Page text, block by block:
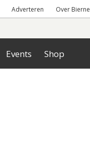
Adverteren Over
Events Shop